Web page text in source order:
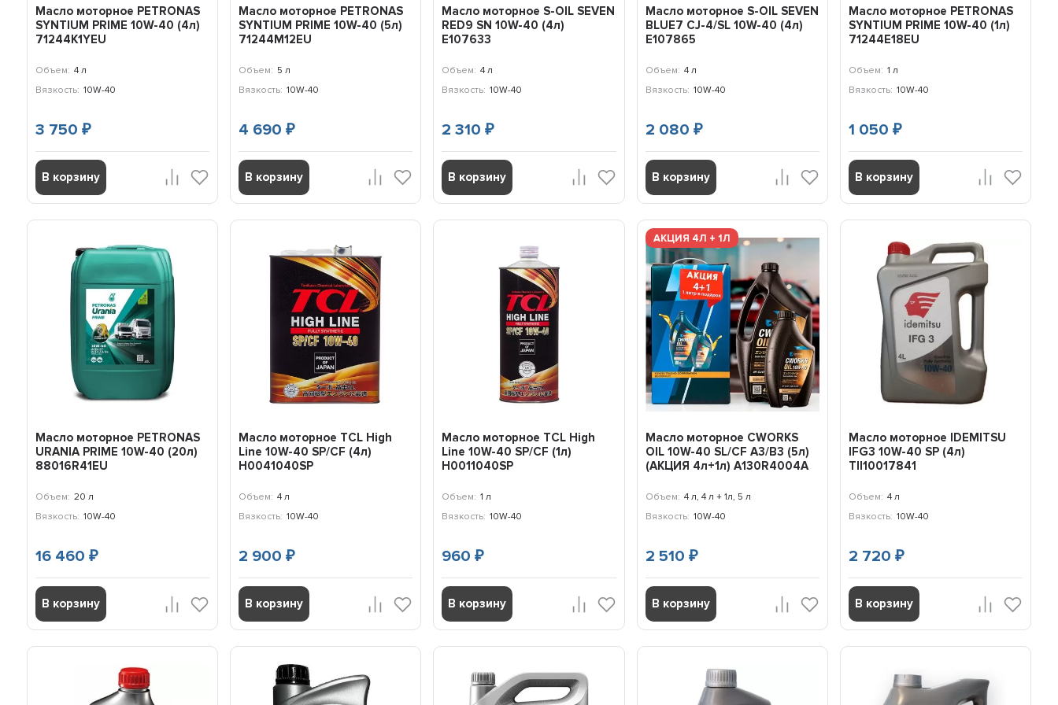
Масло моторное PETRONAS
SYNTIUM PRIME 10W-40 (4л)
71244K1YEU
Объем: 4 л
Вязкость: 10W-40
3 750₽
В корзину
Масло моторное PETRONAS
SYNTIUM PRIME 10W-40 (5л)
71244M12EU
Объем: 5 л
Вязкость: 10W-40
4 690₽
В корзину
Масло моторное S-OIL SEVEN
RED9 SN 10W-40 (4л)
E107633
Объем: 4 л
Вязкость: 10W-40
2 310₽
В корзину
Масло моторное S-OIL SEVEN
BLUE7 CJ-4/SL 10W-40 (4л)
E107865
Объем: 4 л
Вязкость: 10W-40
2 080 ₽
В корзину
Масло моторное PETRONAS
SYNTIUM PRIME 10W-40 (1л)
71244E18EU
Объем: 1 л
Вязкость: 10W-40
1 050 ₽
В корзину
Масло моторное PETRONAS
URANIA PRIME 10W-40 (20л)
88016R41EU
Объем: 20 л
Вязкость: 10W-40
16 460₽
В корзину
Масло моторное TCL High
Line 10W-40 SP/CF (4л)
H0041040SP
Объем: 4 л
Вязкость: 10W-40
2 900₽
В корзину
Масло моторное TCL High
Line 10W-40 SP/CF (1л)
H0011040SP
Объем: 1 л
Вязкость: 10W-40
960₽
В корзину
АКЦИЯ 4Л + 1Л
Масло моторное CWORKS
OIL 10W-40 SL/CF A3/B3 (5л)
(АКЦИЯ 4л+1л) A130R4004A
Объем: 4 л, 4 л + 1л, 5 л
Вязкость: 10W-40
2 510 ₽
В корзину
Масло моторное IDEMITSU
IFG3 10W-40 SP (4л)
TII10017841
Объем: 4 л
Вязкость: 10W-40
2 720 ₽
В корзину